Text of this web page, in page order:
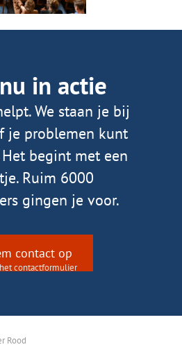
in actie
We staan je bij
je problemen kunt
begint met een
Ruim 6000
gingen je voor.
contact op
contactformulier
Rood